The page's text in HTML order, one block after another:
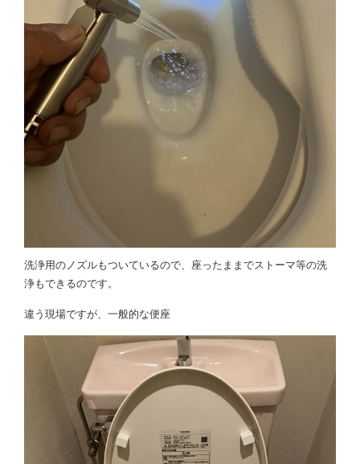
洗浄用のノズルもついているので、座ったままでストーマ等の洗
浄もできるのです。
違う現場ですが、一般的な便座